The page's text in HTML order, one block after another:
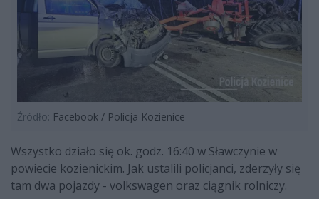
Źródło: Facebook / Policja Kozienice
Wszystko działo się ok. godz. 16:40 w Sławczynie w
powiecie kozienickim. Jak ustalili policjanci, zderzyły się
tam dwa pojazdy - volkswagen oraz ciągnik rolniczy.